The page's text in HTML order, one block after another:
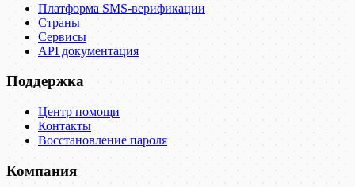
Платформа SMS-верификации
Страны
Сервисы
API документация
Поддержка
Центр помощи
Контакты
Восстановление пароля
Компания